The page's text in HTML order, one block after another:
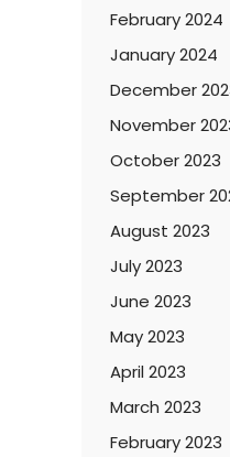
February 2024
January 2024
December
November
October 2023
September
August 2023
July 2023
June 2023
May 2023
April 2023
March 2023
February 2023